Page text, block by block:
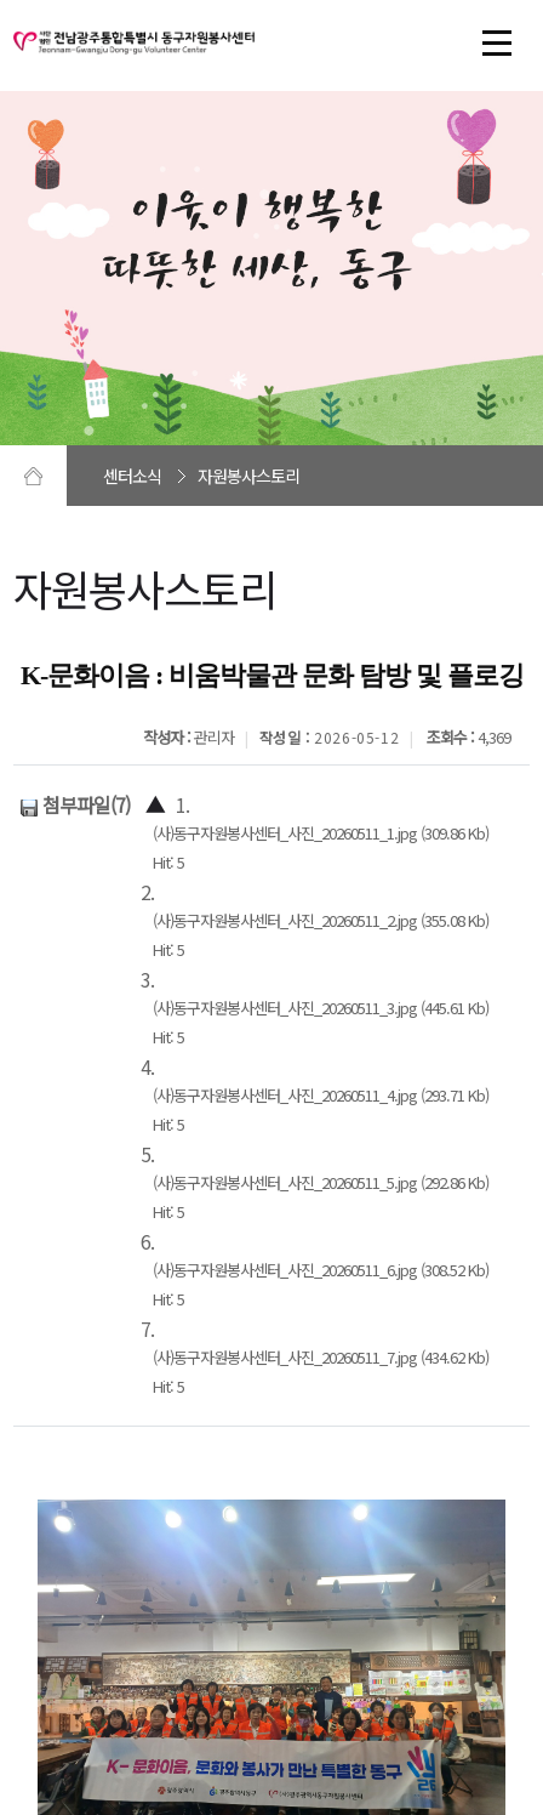
센터소식 자원봉사스토리
자원봉사스토리
K-문화이음 : 비움박물관 문화 탐방 및 플로깅
작성자 :관리자 작성일 : 2026-05-12 조회수 :4,369
첨부파일(7) ▲ 1.
(사)동구자원봉사센터_사진_20260511_1.jpg (309.86 Kb)
Hit: 5
2.
(사)동구자원봉사센터_사진_20260511_2.jpg (355.08 Kb)
Hit: 5
3.
(사)동구자원봉사센터_사진_20260511_3.jpg (445.61 Kb)
Hit: 5
4.
(사)동구자원봉사센터_사진_20260511_4.jpg (293.71 Kb)
Hit: 5
5.
(사)동구자원봉사센터_사진_20260511_5.jpg (292.86 Kb)
Hit: 5
6.
(사)동구자원봉사센터_사진_20260511_6.jpg (308.52 Kb)
Hit: 5
7.
(사)동구자원봉사센터_사진_20260511_7.jpg (434.62 Kb)
Hit: 5